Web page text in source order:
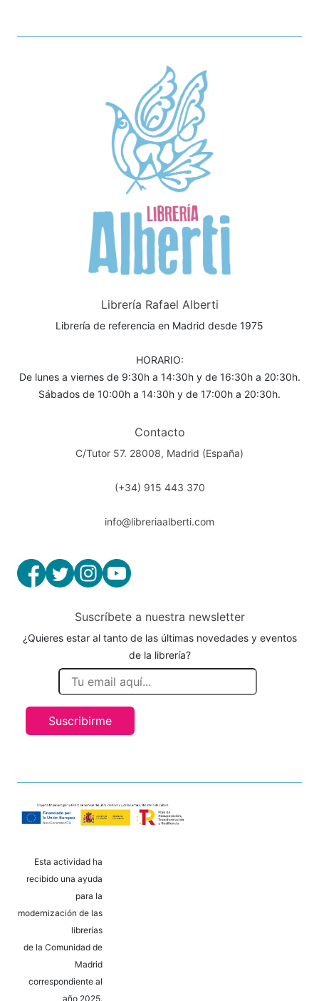
Librería Rafael Alberti
Librería de referencia en Madrid desde 1975
HORARIO:
De lunes a viernes de 9:30h a 14:30h y de 16:30h a 20:30h.
Sábados de 10:00h a 14:30h y de 17:00h a 20:30h.
Contacto
C/Tutor 57. 28008, Madrid (España)
(+34) 915 443 370
info@libreriaalberti.com
Suscríbete a nuestra newsletter
¿Quieres estar al tanto de las últimas novedades y eventos
de la librería?
Suscribirme
Esta actividad ha
recibido una ayuda
para la
modernización de las
librerías
de la Comunidad de
Madrid
correspondiente al
año 2025.